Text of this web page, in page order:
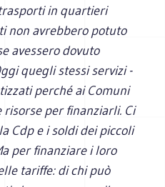
in quartieri
non avrebbero potuto
avessero dovuto
quegli stessi servizi -
perché ai Comuni
per finanziarli. Ci
Cdp e i soldi dei piccoli
per finanziare i loro
tariffe: di chi può